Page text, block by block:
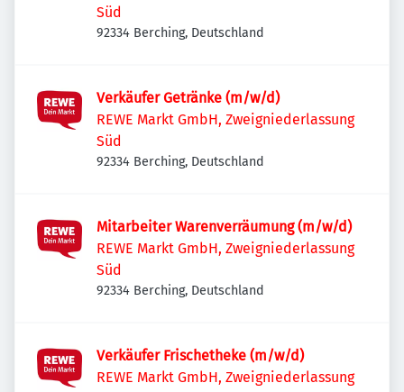
Süd
92334 Berching, Deutschland
Verkäufer Getränke (m/w/d)
REWE Markt GmbH, Zweigniederlassung
Süd
92334 Berching, Deutschland
Mitarbeiter Warenverräumung (m/w/d)
REWE Markt GmbH, Zweigniederlassung
Süd
92334 Berching, Deutschland
Verkäufer Frischetheke (m/w/d)
REWE Markt GmbH, Zweigniederlassung